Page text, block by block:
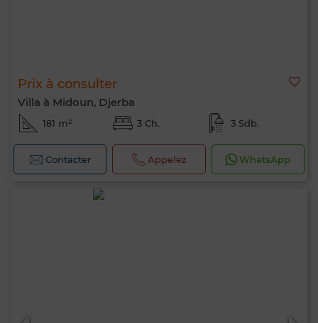
Prix à consulter
Villa à Midoun, Djerba
181 m² 3 Ch. 3 Sdb.
Contacter Appelez WhatsApp